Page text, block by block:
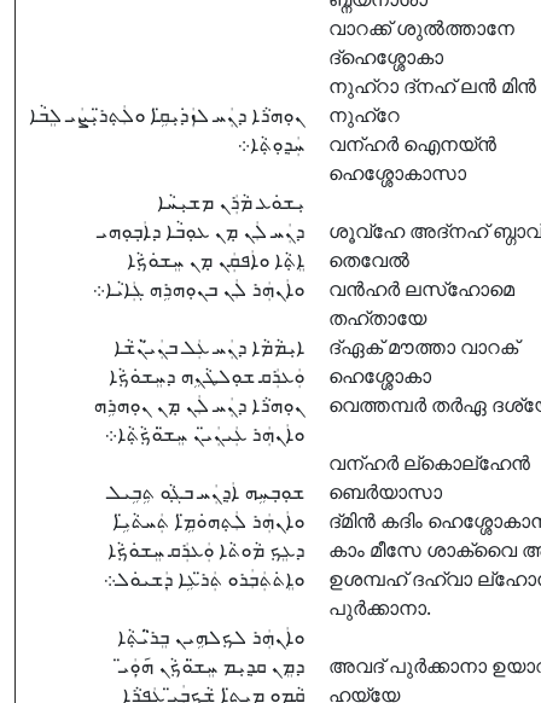
ܢܘܼܗܪܵܐ ܕܢܲܚ ܠܙܲܕ݁ܝܼܩܹ̈ܐ ܘܠܲܬ݂ܪ̈ܝܼܨܲܝ ܠܸܒܵܐ
ܚܲܕ݂ܘܼܬ݂ܵܐ܀
ܝܼܫܘܿܥ ܡܵܪܲܢ ܡܫܝܼܚܵܐ
ܕܢܲܚ ܠܲܢ ܡ݂ܢ ܥܘܼܒܵܐ ܕܐܲܒ݂ܘܼܗܝ
ܐܸܬ݂ܵܐ ܘܐܲܦܩܲܢ ܡ݂ܢ ܚܸܫܘܿܟ݂ܵܐ
ܘܐܲܢܗܲܪ ܠܲܢ ܒܢܘܼܗܪܹܗ ܓܲܐܝܵܐ܀
ܐܝܼܡܵܡܵܐ ܕܢܲܚ ܥܲܠ ܒܢܲܝ̈ܢܵܫܵܐ
ܘܲܥܪܲܩ ܫܘܼܠܛܵܢܹܗ ܕܚܸܫܘܿܟ݂ܵܐ
ܢܘܼܗܪܵܐ ܕܢܲܚ ܠܲܢ ܡ݂ܢ ܢܘܼܗܪܹܗ
ܘܐܲܢܗܲܪ ܥܲܝܢܲܝ̈ܢ ܚܸܫ̈ܘܿܟ݂ܵܬ݂ܵܐ܀
ܫܘܼܒ݂ܚܹܗ ܐܲܕ݂ܢܲܚ ܒܓ݂ܵܘ ܬܹܒܹܝܠ
ܘܐܲܢܗܲܪ ܠܲܬ݂ܗܘܿܡܹ̈ܐ ܬܲܚܬܵܝܹ̈ܐ
ܕܥܸܟ݂ ܡܵܘܬܵܐ ܘܲܥܪܲܩ ܚܸܫܘܿܟ݂ܵܐ
ܘܐܸܬ݁ܬܲܒܲܪܘ ܬܲܪ̈ܥܹܐ ܕܲܫܝܘܿܠ܀
ܘܐܲܢܗܲܪ ܠܟ݂ܠܗܹܝܢ ܒܸܪ̈ܝܵܬ݂ܵܐ
ܕܡܸܢ ܩܕ݂ܝܼܡ ܚܸܫ̈ܘܿܟ݂ܵܢ ܗ̣݇ܘܲܝ̈
ܩܵܡܘ ܡܝܼܬܹ̈ܐ ܫܵܟ݂ܒܲܝ̈ ܥܲܦܪܵܐ
വാറക്ക് ശുൽത്താനേ
ദ്ഹെശ്ശോകാ
നുഹ്റാ ദ്നഹ് ലൻ മിൻ
നുഹ്റേ
വന്ഹർ ഐനയ്ൻ
ഹെശ്ശോകാസാ
ശൂവ്ഹേ അദ്നഹ് ബ്ഗാവ്
തെവേൽ
വൻഹർ ലസ്ഹോമെ
തഹ്തായേ
ദ്ഏക് മൗത്താ വാറക്
ഹെശ്ശോകാ
വെത്തമ്പർ തർഏ
വന്ഹർ ല്കൊല്ഹേൻ
ബെർയാസാ
ദ്മിൻ കദിം
കാം മീസേ ശാക്വൈ
ഉശമ്പഹ് ദഹ്വാ
പുർക്കാനാ.
അവദ് പുർക്കാനാ
ഹയ്യേ